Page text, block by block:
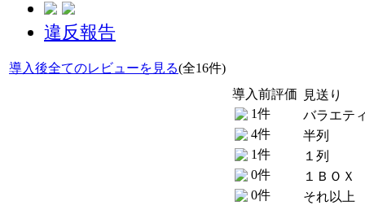
違反報告
導入後全てのレビューを見る(全16件)
導入前評価
1件
4件
1件
0件
0件
見送り
バラエテ
半列
１列
１ＢＯＸ
それ以上